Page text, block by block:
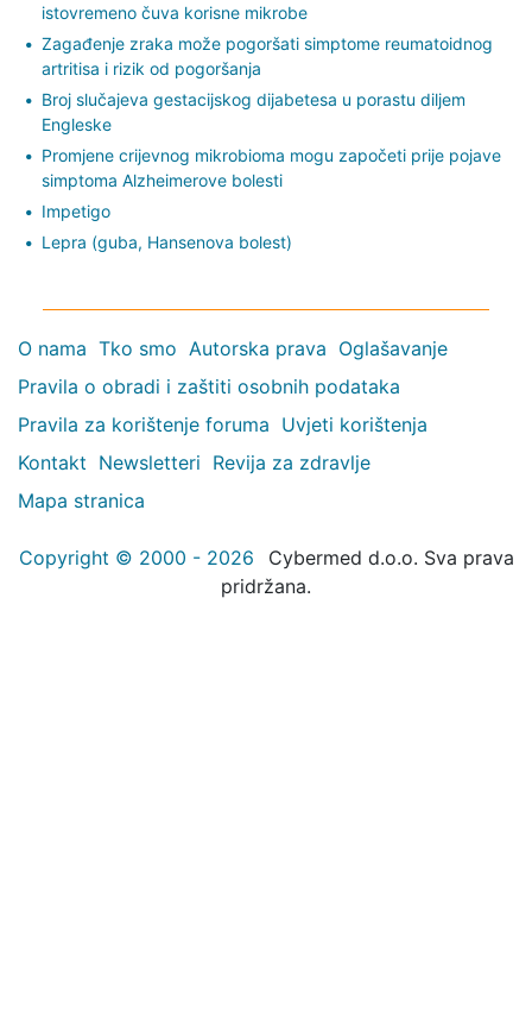
istovremeno čuva korisne mikrobe
Zagađenje zraka može pogoršati simptome reumatoidnog
artritisa i rizik od pogoršanja
Broj slučajeva gestacijskog dijabetesa u porastu diljem
Engleske
Promjene crijevnog mikrobioma mogu započeti prije pojave
simptoma Alzheimerove bolesti
Impetigo
Lepra (guba, Hansenova bolest)
O nama Tko smo Autorska prava Oglašavanje
Pravila o obradi i zaštiti osobnih podataka
Pravila za korištenje foruma Uvjeti korištenja
Kontakt Newsletteri Revija za zdravlje
Mapa stranica
Copyright © 2000 - 2026
Cybermed d.o.o. Sva prava
pridržana.